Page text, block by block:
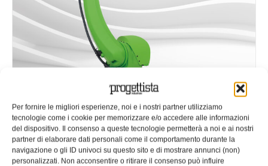
Per fornire le migliori esperienze, noi e i nostri partner utilizziamo
tecnologie come i cookie per memorizzare e/o accedere alle informazioni
del dispositivo. Il consenso a queste tecnologie permetterà a noi e ai nostri
partner di elaborare dati personali come il comportamento durante la
navigazione o gli ID univoci su questo sito e di mostrare annunci (non)
personalizzati. Non acconsentire o ritirare il consenso può influire
Fanuc rinnova il robot collaborativo
CR-35
Fanuc rinnova il suo popolare robot collaborativo CR-35:
più leggero, più performante, più facile da installare e da
programmare.